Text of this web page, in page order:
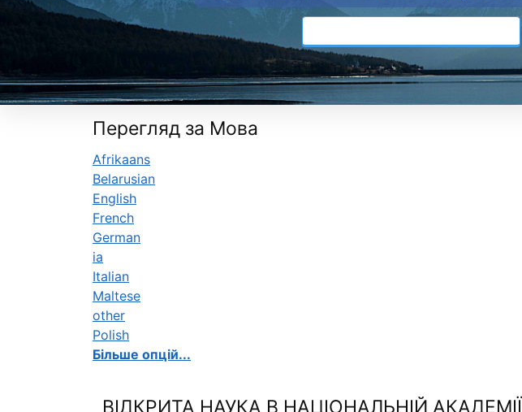
Перегляд за Мова
Afrikaans
Belarusian
English
French
German
ia
Italian
Maltese
other
Polish
Більше опцій...
ВІДКРИТА НАУКА В НАЦІОНАЛЬНІЙ